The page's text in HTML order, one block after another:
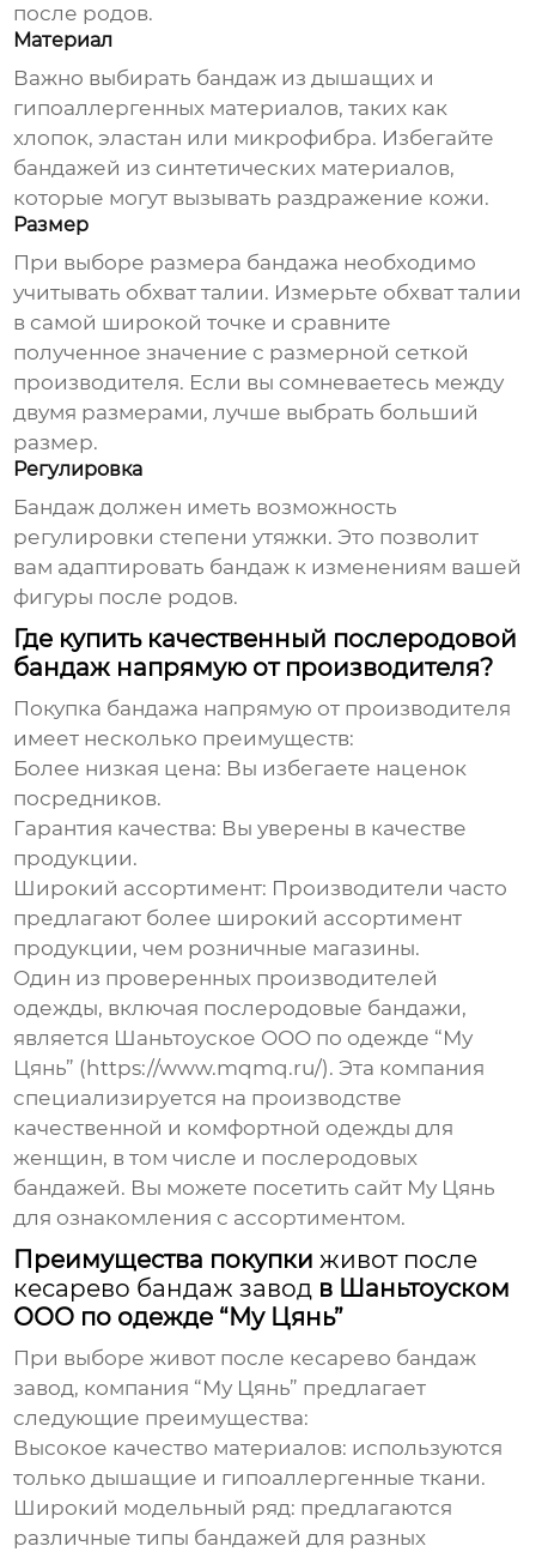
после родов.
Материал
Важно выбирать бандаж из дышащих и
гипоаллергенных материалов, таких как
хлопок, эластан или микрофибра. Избегайте
бандажей из синтетических материалов,
которые могут вызывать раздражение кожи.
Размер
При выборе размера бандажа необходимо
учитывать обхват талии. Измерьте обхват талии
в самой широкой точке и сравните
полученное значение с размерной сеткой
производителя. Если вы сомневаетесь между
двумя размерами, лучше выбрать больший
размер.
Регулировка
Бандаж должен иметь возможность
регулировки степени утяжки. Это позволит
вам адаптировать бандаж к изменениям вашей
фигуры после родов.
Где купить качественный послеродовой
бандаж напрямую от производителя?
Покупка бандажа напрямую от производителя
имеет несколько преимуществ:
Более низкая цена: Вы избегаете наценок
посредников.
Гарантия качества: Вы уверены в качестве
продукции.
Широкий ассортимент: Производители часто
предлагают более широкий ассортимент
продукции, чем розничные магазины.
Один из проверенных производителей
одежды, включая послеродовые бандажи,
является Шаньтоуское ООО по одежде “Му
Цянь” ( https://www.mqmq.ru/). Эта компания
специализируется на производстве
качественной и комфортной одежды для
женщин, в том числе и послеродовых
бандажей. Вы можете посетить сайт Му Цянь
для ознакомления с ассортиментом.
Преимущества покупкиживот после
кесарево бандаж завод в Шаньтоуском
ООО по одежде “Му Цянь”
При выбореживот после кесарево бандаж
завод, компания “Му Цянь” предлагает
следующие преимущества:
Высокое качество материалов: используются
только дышащие и гипоаллергенные ткани.
Широкий модельный ряд: предлагаются
различные типы бандажей для разных